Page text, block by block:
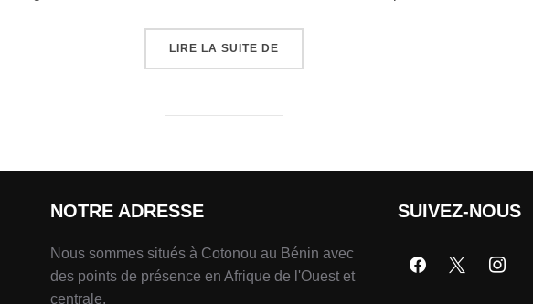
LIRE LA SUITE DE
NOTRE ADRESSE
Nous sommes situés à Cotonou au Bénin avec
des points de présence en Afrique de l'Ouest et
centrale.
SUIVEZ-NOUS